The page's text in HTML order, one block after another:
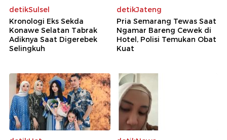
detikSulsel
Kronologi Eks Sekda
Konawe Selatan Tabrak
Adiknya Saat Digerebek
Selingkuh
detikJateng
Pria Semarang Tewas Saat
Ngamar Bareng Cewek di
Hotel, Polisi Temukan Obat
Kuat